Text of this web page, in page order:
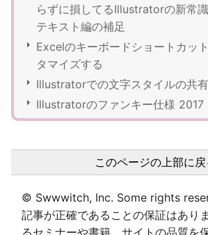
らずに損してるIllustratorの新常
テキスト編の補足
Excelのキーボードショートカッ
タマイズする
Illustratorでの文字スタイルの共有
Illustratorのファンキー仕様 2017
このページの上部に戻
© Swwwitch, Inc. Some rights
記事が正確であることの保証はあり
るセミナーや書籍、サイトの品質を